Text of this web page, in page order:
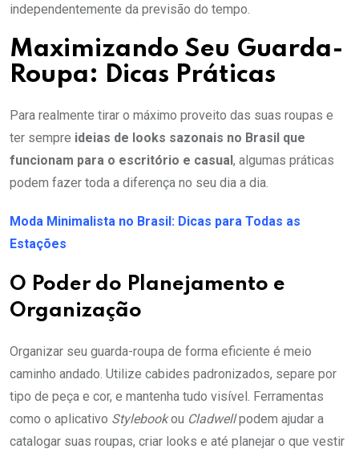
independentemente da previsão do tempo.
Maximizando Seu Guarda-
Roupa: Dicas Práticas
Para realmente tirar o máximo proveito das suas roupas e
ter sempre ideias de looks sazonais no Brasil que
funcionam para o escritório e casual, algumas práticas
podem fazer toda a diferença no seu dia a dia.
Moda Minimalista no Brasil: Dicas para Todas as
Estações
O Poder do Planejamento e
Organização
Organizar seu guarda-roupa de forma eficiente é meio
caminho andado. Utilize cabides padronizados, separe por
tipo de peça e cor, e mantenha tudo visível. Ferramentas
como o aplicativo Stylebookou Cladwellpodem ajudar a
catalogar suas roupas, criar looks e até planejar o que vestir